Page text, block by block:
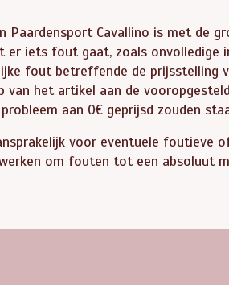
Paardensport Cavallino is met de
er iets fout gaat, zoals
fout betreffende de prijsstelling
van het artikel aan de
aan 0€ geprijsd zouden
voor eventuele foutieve
om fouten tot een absoluut